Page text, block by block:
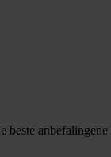
beste